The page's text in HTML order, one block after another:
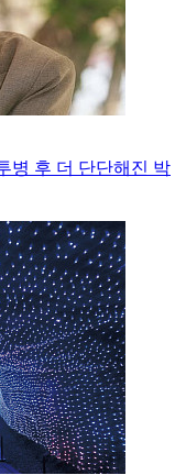
병 후 더 단단해진 박